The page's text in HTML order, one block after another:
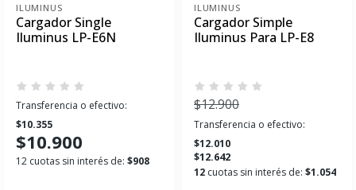
ILUMINUS
Cargador Single
Iluminus LP-E6N
Transferencia o efectivo:
$10.355
$10.900
12 cuotas sin interés de: $908
ILUMINUS
Cargador Simple
Iluminus Para LP-E8
$12.900
Transferencia o efectivo:
$12.010
$12.642
12 cuotas sin interés de: $1.054